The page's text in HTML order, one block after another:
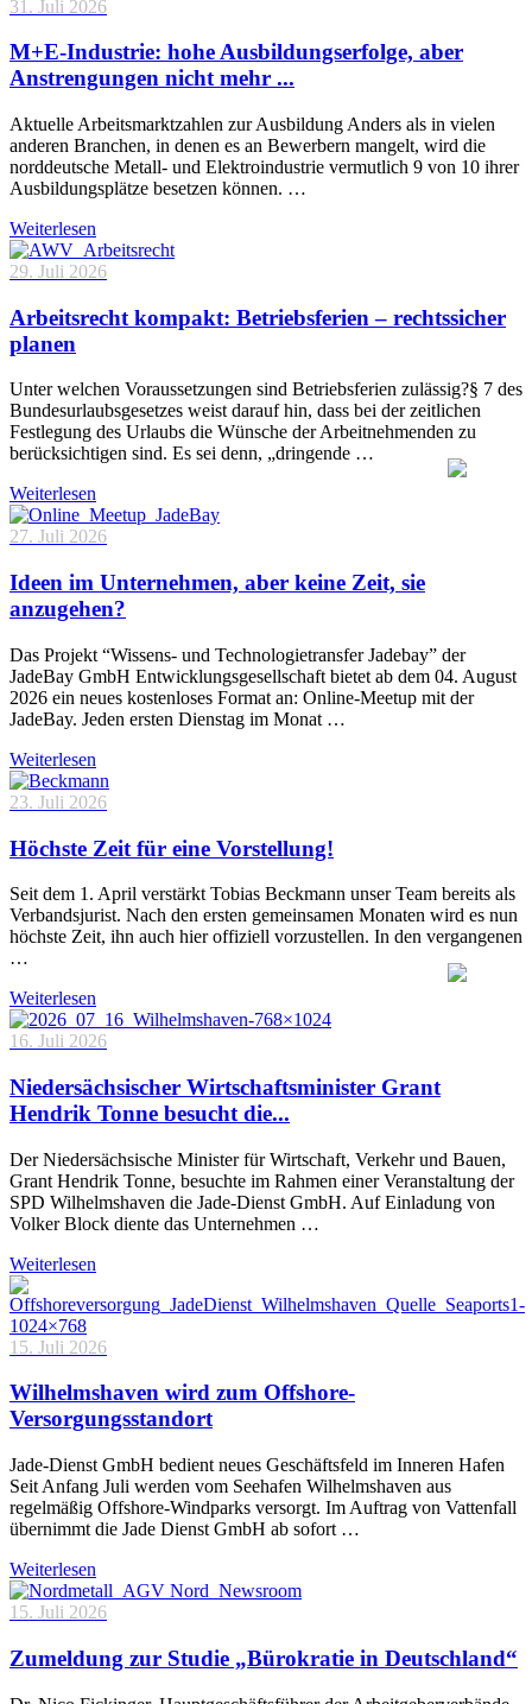
31. Juli 2026
M+E-Industrie: hohe Ausbildungserfolge, aber
Anstrengungen nicht mehr ...
Aktuelle Arbeitsmarktzahlen zur Ausbildung Anders als in vielen
anderen Branchen, in denen es an Bewerbern mangelt, wird die
norddeutsche Metall- und Elektroindustrie vermutlich 9 von 10 ihrer
Ausbildungsplätze besetzen können. …
Weiterlesen
29. Juli 2026
Arbeitsrecht kompakt: Betriebsferien – rechtssicher
planen
Unter welchen Voraussetzungen sind Betriebsferien zulässig?§ 7 des
Bundesurlaubsgesetzes weist darauf hin, dass bei der zeitlichen
Festlegung des Urlaubs die Wünsche der Arbeitnehmenden zu
berücksichtigen sind. Es sei denn, „dringende …
Weiterlesen
27. Juli 2026
Ideen im Unternehmen, aber keine Zeit, sie
anzugehen?
Das Projekt “Wissens- und Technologietransfer Jadebay” der
JadeBay GmbH Entwicklungsgesellschaft bietet ab dem 04. August
2026 ein neues kostenloses Format an: Online-Meetup mit der
JadeBay. Jeden ersten Dienstag im Monat …
Weiterlesen
23. Juli 2026
Höchste Zeit für eine Vorstellung!
Seit dem 1. April verstärkt Tobias Beckmann unser Team bereits als
Verbandsjurist. Nach den ersten gemeinsamen Monaten wird es nun
höchste Zeit, ihn auch hier offiziell vorzustellen. In den vergangenen
…
Weiterlesen
16. Juli 2026
Niedersächsischer Wirtschaftsminister Grant
Hendrik Tonne besucht die...
Der Niedersächsische Minister für Wirtschaft, Verkehr und Bauen,
Grant Hendrik Tonne, besuchte im Rahmen einer Veranstaltung der
SPD Wilhelmshaven die Jade-Dienst GmbH. Auf Einladung von
Volker Block diente das Unternehmen …
Weiterlesen
15. Juli 2026
Wilhelmshaven wird zum Offshore-
Versorgungsstandort
Jade-Dienst GmbH bedient neues Geschäftsfeld im Inneren Hafen
Seit Anfang Juli werden vom Seehafen Wilhelmshaven aus
regelmäßig Offshore-Windparks versorgt. Im Auftrag von Vattenfall
übernimmt die Jade Dienst GmbH ab sofort …
Weiterlesen
15. Juli 2026
Zumeldung zur Studie „Bürokratie in Deutschland“